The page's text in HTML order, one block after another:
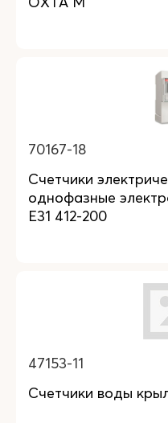
70167-18
Счетчики
однофазные
E31 412-200
47153-11
Счетчики воды